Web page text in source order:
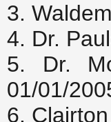
3.
4. Dr.
5. Dr.
01/01/
6.